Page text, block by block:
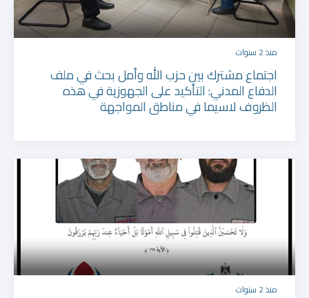
منذ 2 سنوات
اجتماع مشترك بين حزب الله وأمل بحث في ملف
الدفاع المدني: التأكيد على الجهوزية في هذه
الظروف لاسيما في مناطق المواجهة
منذ 2 سنوات